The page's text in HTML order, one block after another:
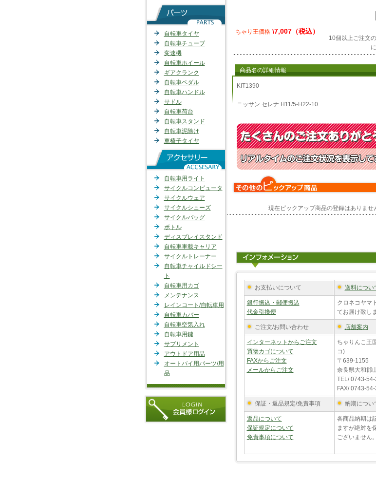
自転車タイヤ
自転車チューブ
変速機
自転車ホイール
ギアクランク
自転車ペダル
自転車ハンドル
サドル
自転車荷台
自転車スタンド
自転車泥除け
車椅子タイヤ
自転車用ライト
サイクルコンピュータ
サイクルウェア
サイクルシューズ
サイクルバッグ
ボトル
ディスプレイスタンド
自転車車載キャリア
サイクルトレーナー
自転車チャイルドシー
ト
自転車用カゴ
メンテナンス
レインコート/自転車用
自転車カバー
自転車空気入れ
自転車用鍵
サプリメント
アウトドア用品
オートバイ用パーツ/用
品
ちゃり王価格 \7,007（税込）
10個以上ご注文
商品名の詳細情報
KIT1390
ニッサン セレナ H11/5-H22-10
現在ピックアップ商品の登録はありませ
お支払いについて 送料につい
銀行振込・郵便振込
代金引換便
クロネコヤマ
てお届け致し
ご注文/お問い合わせ 店舗案内
インターネットからご注文
買物カゴについて
FAXからご注文
メールからご注文
ちゃりんこ王
コ)
〒639-1155
奈良県大和郡
TEL/ 0743-
FAX/ 0743-
保証・返品規定/免責事項 納期につい
返品について
保証規定について
免責事項について
各商品納期は
ますが絶対を
ございません。